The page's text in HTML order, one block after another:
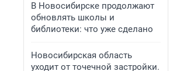
В Новосибирске продолжают
обновлять школы и
библиотеки: что уже сделано
Новосибирская область
уходит от точечной застройки.